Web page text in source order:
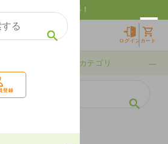
円以上購入で送料無料！
ログイン カート
カテゴリ
登録